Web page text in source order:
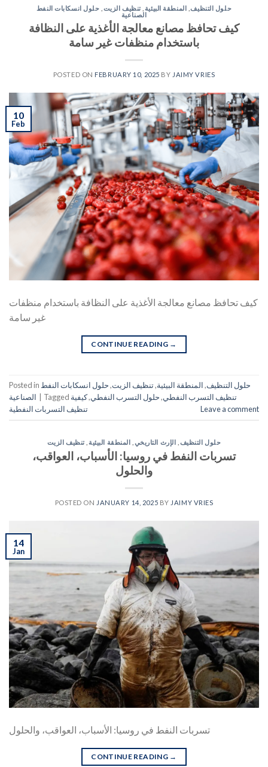
حلول التنظيف, المنطقة البيئية تنظيف الزيت حلول انسكابات النفط
الصناعية
كيف تحافظ مصانع معالجة الأغذية على النظافة
باستخدام منظفات غير سامة
POSTED ON FEBRUARY 10, 2025 BY JAIMY VRIES
10
Feb
كيف تحافظ مصانع معالجة الأغذية على النظافة باستخدام منظفات
غير سامة
CONTINUE READING →
Posted in حلول التنظيف,المنطقة البيئية,تنظيف الزيت,حلول انسكابات النفط
الصناعية
Tagged تنظيف التسرب النفطي,حلول التسرب النفطي,كيفية
تنظيف التسربات النفطية
Leave a comment
حلول التنظيف الإرث التاريخي المنطقة البيئية, تنظيف الزيت
تسربات النفط في روسيا: الأسباب، العواقب،
والحلول
POSTED ON JANUARY 14, 2025 BY JAIMY VRIES
14
Jan
تسربات النفط في روسيا: الأسباب، العواقب، والحلول
CONTINUE READING →